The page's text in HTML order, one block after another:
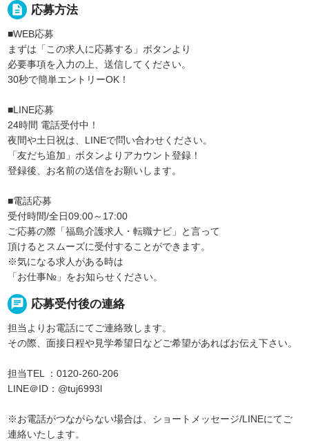
description 応募方法
■WEB応募
まずは「この求人に応募する」ボタンより
必要事項を入力の上、送信してください。
30秒で簡単エントリーOK！
■LINE応募
24時間 電話受付中！
夜間や土日祝は、LINEで問い合わせください。
「友だち追加」ボタンよりアカウント登録！
登録後、お名前の送信をお願いします。
■電話応募
受付時間/全日09:00～17:00
ご応募の際「福島介護求人・転職ナビ」と言って
頂けるとスムーズに受付することができます。
※気になる求人がある時は
「お仕事№」をお知らせください。
chat 応募受付後の連絡
担当よりお電話にてご連絡致します。
その際、面接日程や見学希望日などご希望があればお伝え下さい。
担当TEL ：0120-260-206
LINE＠ID：@tuj6993l
※お電話がつながらない場合は、ショートメッセージ/LINEにてご
連絡いたします。